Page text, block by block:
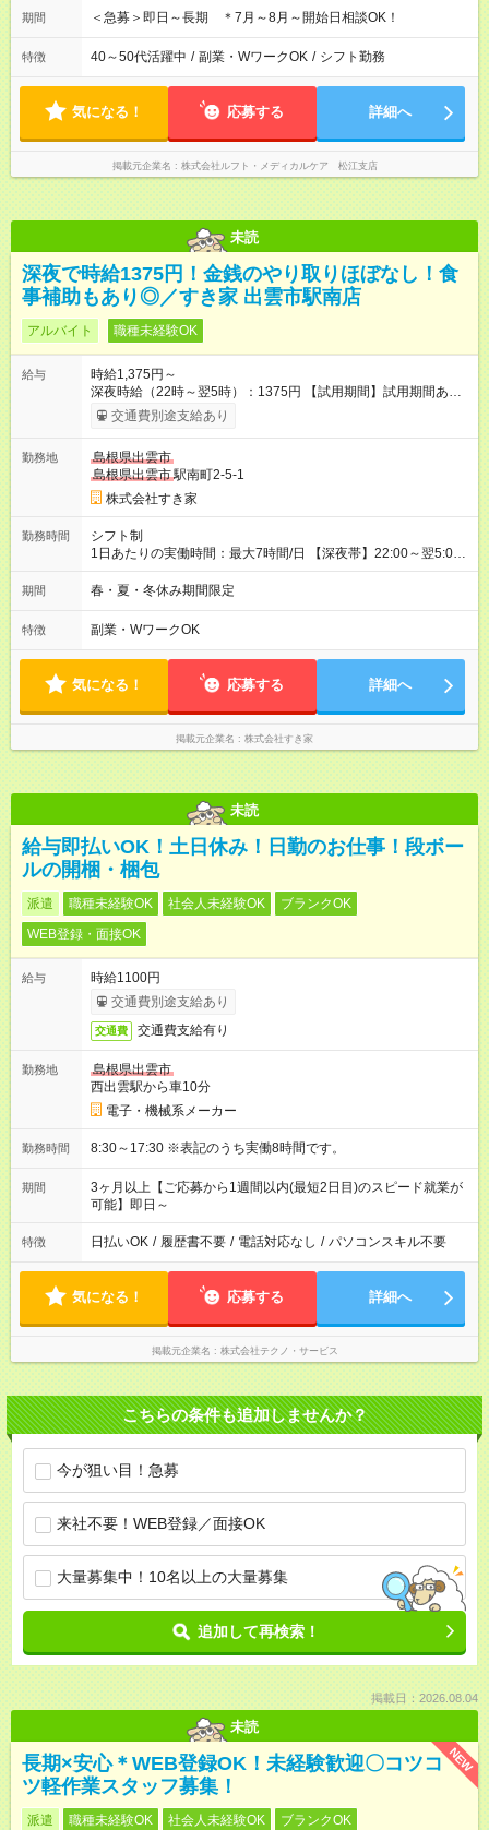
期間 ＜急募＞即日～長期 ＊7月～8月～開始日相談OK！
特徴 40～50代活躍中 / 副業・WワークOK / シフト勤務
気になる！ 応募する 詳細へ
掲載元企業名 株式会社ルフト・メディカルケア 松江支店
未読
深夜で時給1375円！金銭のやり取りほぼなし！食
事補助もあり◎／すき家 出雲市駅南店
アルバイト 職種未経験OK
給与
時給1,375円～
深夜時給（22時～翌5時）：1375円 【試用期間】試用期間あり
試用期間の長さ：1ヶ月 雇用形態、給与は本採用時と同じです。
試用期間の実態は30日（※条件変更なし）ですが、切り上げで
同時給）
交通費別途支給あり
勤務地
島根県出雲市
島根県出雲市駅南町2-5-1
株式会社すき家
勤務時間
シフト制
1日あたりの実働時間：最大7時間/日 【深夜帯】22:00～翌5:00
週2日～・1日2h～OK◎ ※22:00から翌5:00までは18歳以上の方
のみ勤務可能です（18歳未満の深夜業務禁止のため） ★深夜で
す。 必ず、2名以上での勤務を行いますので、安心して働けま
す。
期間 春・夏・冬休み期間限定
特徴 副業・WワークOK
気になる！ 応募する 詳細へ
掲載元企業名 株式会社すき家
未読
給与即払いOK！土日休み！日勤のお仕事！段ボー
ルの開梱・梱包
派遣 職種未経験OK 社会人未経験OK
ブランクOK
WEB登録・面接OK
給与
時給1100円
交通費別途支給あり
交通費 交通費支給有り
勤務地
島根県出雲市
西出雲駅から車10分
電子・機械系メーカー
勤務時間 8:30～17:30 ※表記のうち実働8時間です。
期間
3ヶ月以上【ご応募から1週間以内(最短2日目)のスピード就業が
可能】即日～
特徴 日払いOK / 履歴書不要 / 電話対応なし / パソコンスキル不要
気になる！ 応募する 詳細へ
掲載元企業名 株式会社テクノ・サービス
こちらの条件も追加しませんか？
今が狙い目！急募
来社不要！WEB登録／面接OK
大量募集中！10名以上の大量募集
追加して再検索！
掲載日：2026.08.04
未読
NEW
長期×安心＊WEB登録OK！未経験歓迎〇コツコ
ツ軽作業スタッフ募集！
派遣 職種未経験OK 社会人未経験OK ブランクOK